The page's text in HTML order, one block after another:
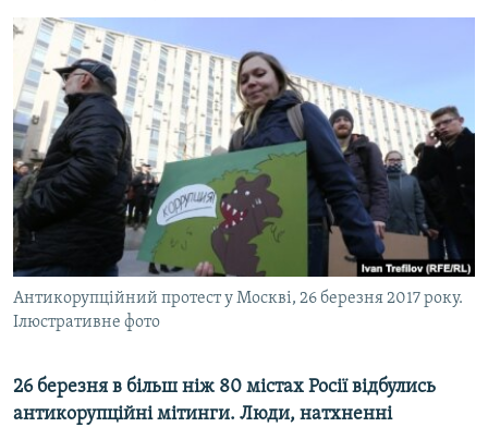
пошуку
ІНТЕРВ'Ю
ВСЕ ЗА ДЕНЬ
СПЕЦПРОЕКТИ
ДЕПОРТАЦІЯ
ВІДЕОУРОКИ «ELIFBE»
СВІДЧЕННЯ ОКУПАЦІЇ
УКРАЇНСЬКА ПРОБЛЕМА КРИМУ
ІНФОГРАФІКА
ЯК ОБІЙТИ БЛОКУВАННЯ
Русский
Qırımtatar
ДОЛУЧАЙСЯ!
Усі сайти RFE/RL
Антикорупційний протест у Москві, 26 березня 2017 року.
Ілюстративне фото
26 березня в більш ніж 80 містах Росії відбулись
антикорупційні мітинги. Люди, натхненні